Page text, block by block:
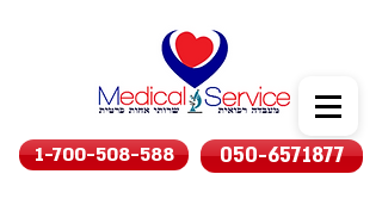
1-700-508-588 050-6571877